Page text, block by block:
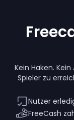
Kein Haken.
Spieler zu
Nutzer
FreeCash